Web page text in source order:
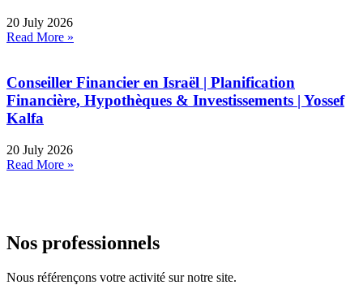
20 July 2026
Read More »
Conseiller Financier en Israël | Planification
Financière, Hypothèques & Investissements | Yossef
Kalfa
20 July 2026
Read More »
Nos professionnels
Nous référençons votre activité sur notre site.